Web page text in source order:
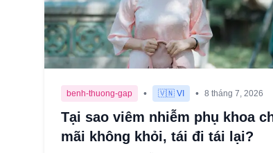
benh-thuong-gap • 🇻🇳 VI • 8 tháng 7, 2026
Tại sao viêm nhiễm phụ khoa
mãi không khỏi, tái đi tái lại?